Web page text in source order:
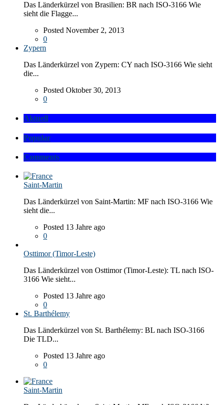
Das Länderkürzel von Brasilien: BR nach ISO-3166 Wie
sieht die Flagge...
Posted November 2, 2013
0
Zypern
Das Länderkürzel von Zypern: CY nach ISO-3166 Wie sieht
die...
Posted Oktober 30, 2013
0
Aktuell
Popular
Comments
Saint-Martin
Das Länderkürzel von Saint-Martin: MF nach ISO-3166 Wie
sieht die...
Posted 13 Jahre ago
0
Osttimor (Timor-Leste)
Das Länderkürzel von Osttimor (Timor-Leste): TL nach ISO-
3166 Wie sieht...
Posted 13 Jahre ago
0
St. Barthélemy
Das Länderkürzel von St. Barthélemy: BL nach ISO-3166
Die TLD...
Posted 13 Jahre ago
0
Saint-Martin